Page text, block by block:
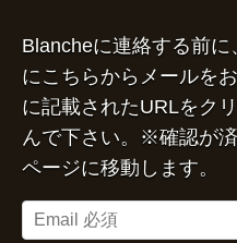
Blancheに連絡する前
にこちらからメールを
に記載されたURLをク
んで下さい。※確認が
ページに移動します。